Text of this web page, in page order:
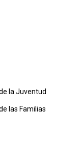
la Juventud
las Familias